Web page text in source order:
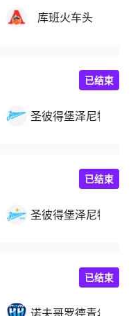
库班火车头
圣彼得堡泽尼特
已结束
圣彼得堡泽尼特B队
已结束
已结束